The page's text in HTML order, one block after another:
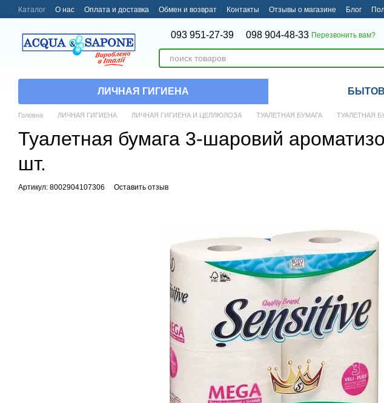
Перейти к основному контенту
Каталог О нас Оплата и доставка Обмен и возврат Контакты Отзывы о магазине Блог
093 951-27-39 098 904-48-33 Перезвонить вам?
ЛИЧНАЯ ГИГИЕНА
Головна ЛИЧНАЯ ГИГИЕНА ЛИЧНАЯ ГИГИЕНА И ЦЕЛЛЮЛОЗА ТУАЛЕТНАЯ БУМАГА ТУАЛЕТНАЯ
Туалетная бумага 3-шаровий
шт.
Артикул: 8002904107306 Оставить отзыв